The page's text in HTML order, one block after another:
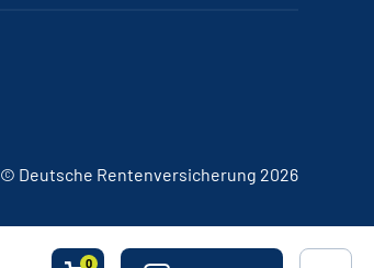
0
© Deutsche Rentenversicherung 2026